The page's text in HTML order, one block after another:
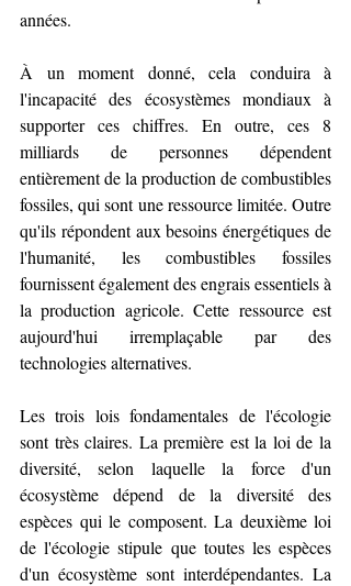
années.
À un moment donné, cela conduira à
l'incapacité des écosystèmes mondiaux à
supporter ces chiffres. En outre, ces 8
milliards de personnes dépendent
entièrement de la production de combustibles
fossiles, qui sont une ressource limitée. Outre
qu'ils répondent aux besoins énergétiques de
l'humanité, les combustibles fossiles
fournissent également des engrais essentiels à
la production agricole. Cette ressource est
aujourd'hui irremplaçable par des
technologies alternatives.
Les trois lois fondamentales de l'écologie
sont très claires. La première est la loi de la
diversité, selon laquelle la force d'un
écosystème dépend de la diversité des
espèces qui le composent. La deuxième loi
de l'écologie stipule que toutes les espèces
d'un écosystème sont interdépendantes. La